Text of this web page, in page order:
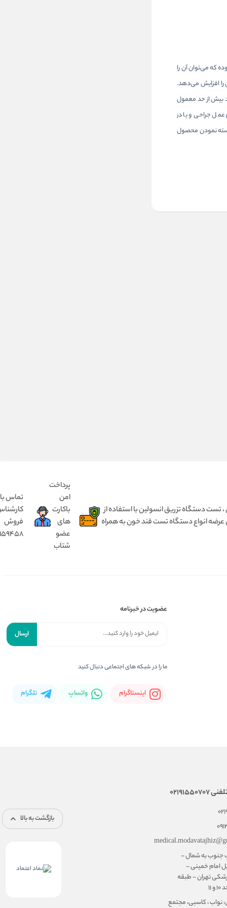
که می‌توان آن را
را افزایش می‌دهد.
بیش از حد معمول
جراحی و یا در
نمودن محصول
بدون درد ، مختص کودک ۱ تا ۵ سال و بزرگسال از ۵ سال تا ۹۰ سال ، تست دستگاه تزریق انسولین با استفاده از
انواع دستگاه تست قند خون به همراه
پرداخت
امن
باکارت
های
عضو
شتاب
تماس با
فروش
عضویت در خبرنامه
ارسال
ما را در شبکه های اجتماعی دنبال کنید
اینستاگرام واتساپ تلگرام
جنوب به شمال -
امام خمینی -
تهران - طبقه
نواب ، کاسبی، مجتمع
بازگشت به بالا